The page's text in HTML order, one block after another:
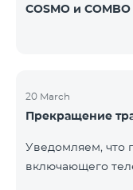
COSMO и COMBO
20 March
Прекращение
Уведомляем, что
включающего